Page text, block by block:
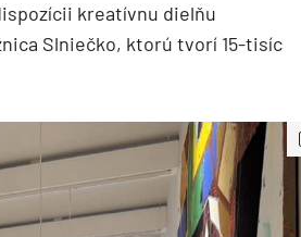
kreatívnu dielňu
Slniečko, ktorú tvorí 15-tisíc